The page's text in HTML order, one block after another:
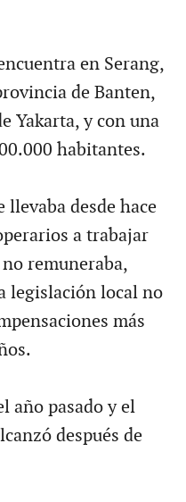
en Serang,
de Banten,
Yakarta, y con una
habitantes.
desde hace
a trabajar
remuneraba,
legislación local no
más
año pasado y el
después de